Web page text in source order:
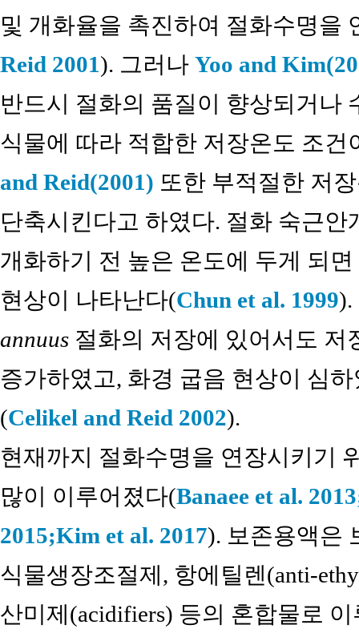
및 개화율을 촉진하여 절화수명을
Reid 2001). 그러나 Yoo and
반드시 절화의 품질이 향상되거나
식물에 따라 적합한 저장온도 조
and Reid(2001) 또한 부적절한 저
단축시킨다고 하였다. 절화 숙근
개화하기 전 높은 온도에 두게 되
현상이 나타난다(Chun et al. 1999).
annuus 절화의 저장에 있어서도
증가하였고, 화경 굽음 현상이 심
(Celikel and Reid 2002).
현재까지 절화수명을 연장시키기
많이 이루어졌다(Banaee et al.
2015;Kim et al. 2017). 보존용액은
식물생장조절제, 항에틸렌(anti-
산미제(acidifiers) 등의 혼합물로